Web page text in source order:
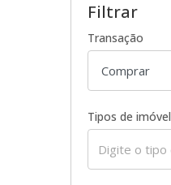
Filtrar
Transação
Tipos de imóvel